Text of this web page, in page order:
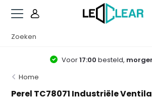
Voor17:00 besteld,
Home
Perel TC78071 Industriële